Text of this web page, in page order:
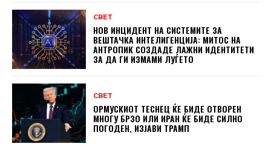
СВЕТ
НОВ ИНЦИДЕНТ НА СИСТЕМИТЕ ЗА
ВЕШТАЧКА ИНТЕЛИГЕНЦИЈА: МИТОС НА
АНТРОПИК СОЗДАДЕ ЛАЖНИ ИДЕНТИТЕТИ
ЗА ДА ГИ ИЗМАМИ ЛУЃЕТО
СВЕТ
ОРМУСКИОТ ТЕСНЕЦ ЌЕ БИДЕ ОТВОРЕН
МНОГУ БРЗО ИЛИ ИРАН ЌЕ БИДЕ СИЛНО
ПОГОДЕН, ИЗЈАВИ ТРАМП